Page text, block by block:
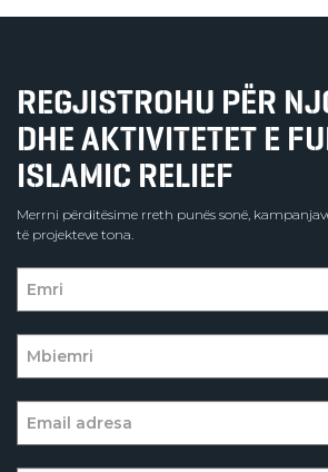
REGJISTROHU PËR
DHE AKTIVITETET E
ISLAMIC RELIEF
Merrni përditësime rreth punës sonë,
të projekteve tona.